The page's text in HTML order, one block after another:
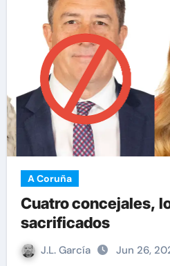
A Coruña
Cuatro concejales,
sacrificados
J.L. García Jun 26,